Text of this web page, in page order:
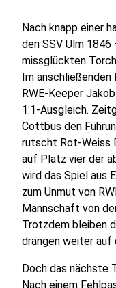
Nach knapp einer
den SSV Ulm
missglückten
Im
RWE-Keeper
1:1-Ausgleich.
Cottbus den
rutscht Rot-Weiss
auf Platz vier der
wird das Spiel aus
zum Unmut von
Mannschaft von
Trotzdem bleiben
drängen weiter auf
Doch das nächste
Nach einem